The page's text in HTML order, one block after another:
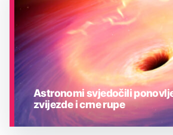
Astronomi svjedočili
zvijezde i crne rupe